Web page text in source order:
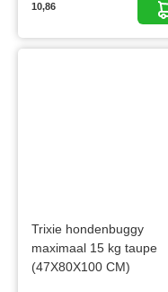
10,86
Trixie hondenbuggy
maximaal 15 kg taupe
(47X80X100 CM)